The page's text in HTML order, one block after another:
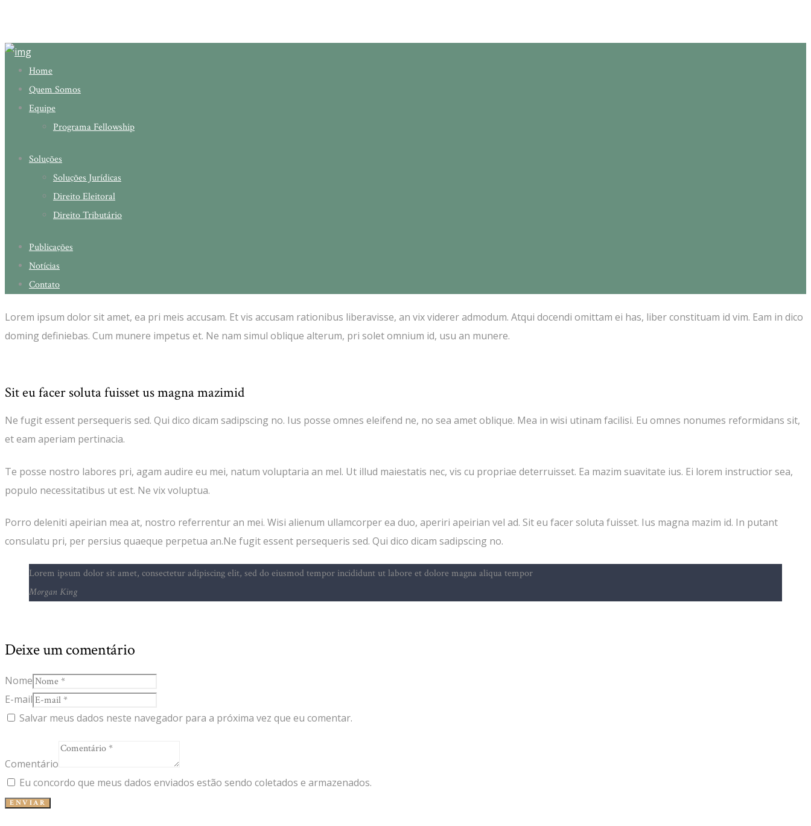
Home
Quem Somos
Equipe
Programa Fellowship
Soluções
Soluções Jurídicas
Direito Eleitoral
Direito Tributário
Publicações
Notícias
Contato
Lorem ipsum dolor sit amet, ea pri meis accusam. Et vis accusam rationibus liberavisse, an vix viderer admodum. Atqui docendi omittam ei has, liber constituam id vim. Eam in dico
doming definiebas. Cum munere impetus et. Ne nam simul oblique alterum, pri solet omnium id, usu an munere.
Sit eu facer soluta fuisset us magna mazimid
Ne fugit essent persequeris sed. Qui dico dicam sadipscing no. Ius posse omnes eleifend ne, no sea amet oblique. Mea in wisi utinam facilisi. Eu omnes nonumes reformidans sit,
et eam aperiam pertinacia.
Te posse nostro labores pri, agam audire eu mei, natum voluptaria an mel. Ut illud maiestatis nec, vis cu propriae deterruisset. Ea mazim suavitate ius. Ei lorem instructior sea,
populo necessitatibus ut est. Ne vix voluptua.
Porro deleniti apeirian mea at, nostro referrentur an mei. Wisi alienum ullamcorper ea duo, aperiri apeirian vel ad. Sit eu facer soluta fuisset. Ius magna mazim id. In putant
consulatu pri, per persius quaeque perpetua an.Ne fugit essent persequeris sed. Qui dico dicam sadipscing no.
Lorem ipsum dolor sit amet, consectetur adipiscing elit, sed do eiusmod tempor incididunt ut labore et dolore magna aliqua tempor
Morgan King
Deixe um comentário
Nome
E-mail
Salvar meus dados neste navegador para a próxima vez que eu comentar.
Comentário
Eu concordo que meus dados enviados estão sendo coletados e armazenados.